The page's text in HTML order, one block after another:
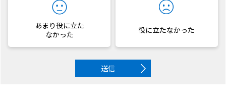
あまり役に立た
なかった
役に立たなかった
送信